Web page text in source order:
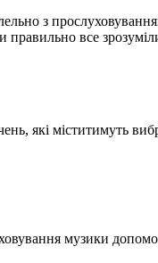
з
правильно все
які міститимуть
музики